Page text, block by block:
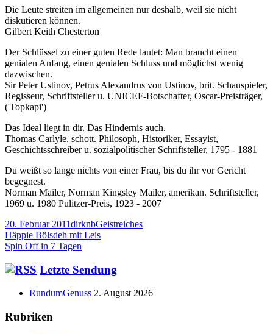
Die Leute streiten im allgemeinen nur deshalb, weil sie nicht
diskutieren können.
Gilbert Keith Chesterton
Der Schlüssel zu einer guten Rede lautet: Man braucht einen
genialen Anfang, einen genialen Schluss und möglichst wenig
dazwischen.
Sir Peter Ustinov, Petrus Alexandrus von Ustinov, brit. Schauspieler,
Regisseur, Schriftsteller u. UNICEF-Botschafter, Oscar-Preisträger,
('Topkapi')
Das Ideal liegt in dir. Das Hindernis auch.
Thomas Carlyle, schott. Philosoph, Historiker, Essayist,
Geschichtsschreiber u. sozialpolitischer Schriftsteller, 1795 - 1881
Du weißt so lange nichts von einer Frau, bis du ihr vor Gericht
begegnest.
Norman Mailer, Norman Kingsley Mailer, amerikan. Schriftsteller,
1969 u. 1980 Pulitzer-Preis, 1923 - 2007
Veröffentlicht
am
20. Februar 2011Autor
dirknbKategorien
Geistreiches
Beitragsnavigation
Vorheriger
Beitrag:
Häppie Bölsdeh mit Leis
Nächster
Spin Off in 7 Tagen
Haupt-
Seitenleiste
Letzte Sendung
RundumGenuss 2. August 2026
Rubriken